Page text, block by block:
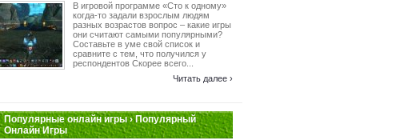
В игровой программе «Сто к одному»
когда-то задали взрослым людям
разных возрастов вопрос – какие игры
они считают самыми популярными?
Составьте в уме свой список и
сравните с тем, что получился у
респондентов Скорее всего...
Читать далее ›
Популярные онлайн игры › Популярный
Онлайн Игры